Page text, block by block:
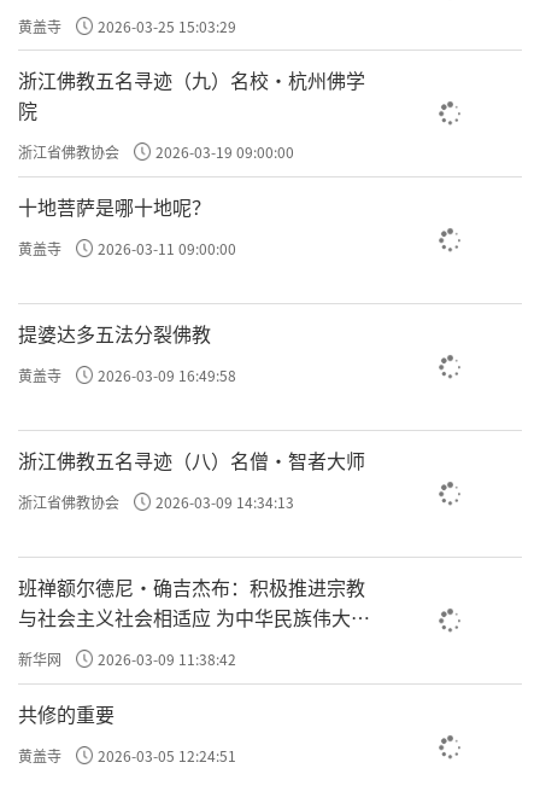
黄盖寺 2026-03-25 15:03:29
浙江佛教五名寻迹（九）名校·杭州佛学
院
浙江省佛教协会 2026-03-19 09:00:00
十地菩萨是哪十地呢？
黄盖寺 2026-03-11 09:00:00
提婆达多五法分裂佛教
黄盖寺 2026-03-09 16:49:58
浙江佛教五名寻迹（八）名僧·智者大师
浙江省佛教协会 2026-03-09 14:34:13
班禅额尔德尼·确吉杰布：积极推进宗教
与社会主义社会相适应 为中华民族伟大复
兴贡献力量
新华网 2026-03-09 11:38:42
共修的重要
黄盖寺 2026-03-05 12:24:51